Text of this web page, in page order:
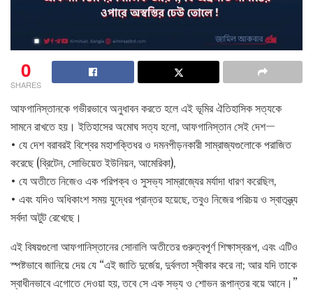
0
SHARES
আফগানিস্তানকে গভীরভাবে অনুধাবন করতে হলে এই ভূমির ঐতিহাসিক সত্যকে
সামনে রাখতে হয়। ইতিহাসের অমোঘ সত্য হলো, আফগানিস্তান সেই দেশ—
• যে দেশ বরাবরই বিশ্বের মহাশক্তিধর ও দমনপীড়নকারী সাম্রাজ্যগুলোকে পরাজিত
করেছে (ব্রিটেন, সোভিয়েত ইউনিয়ন, আমেরিকা),
• যে অতীতে নিজেও এক পরিপক্ব ও সুসভ্য সাম্রাজ্যের মর্যাদা ধারণ করেছিল,
• এবং যদিও অধিকাংশ সময় যুদ্ধের প্রান্তর হয়েছে, তবুও নিজের পরিচয় ও স্বাতন্ত্র্য
সর্বদা অটুট রেখেছে।
এই বিষয়গুলো আফগানিস্তানের সোনালি অতীতের গুরুত্বপূর্ণ শিক্ষাস্বরূপ, এবং এটিও
স্পষ্টভাবে জানিয়ে দেয় যে “এই জাতি দুর্জেয়, দুর্বলতা স্বীকার করে না; আর যদি তাকে
স্বাধীনভাবে এগোতে দেওয়া হয়, তবে সে এক সভ্য ও শোভন রূপান্তর বয়ে আনে।”